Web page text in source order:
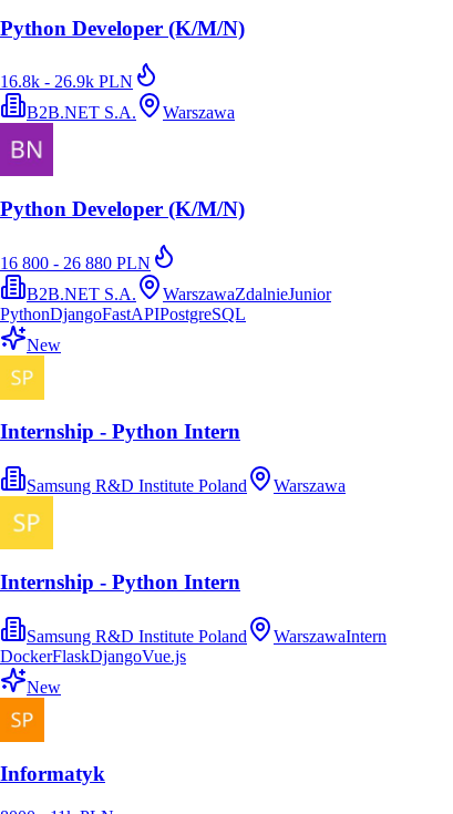
Python Developer (K/M/N)
16.8k - 26.9k PLN
B2B.NET S.A.
Warszawa
Python Developer (K/M/N)
16 800 - 26 880 PLN
B2B.NET S.A.
WarszawaZdalnieJunior
PythonDjangoFastAPIPostgreSQL
New
Internship - Python Intern
Samsung R&D Institute Poland Warszawa
Internship - Python Intern
Samsung R&D Institute Poland WarszawaIntern
DockerFlaskDjangoVue.js
New
Informatyk